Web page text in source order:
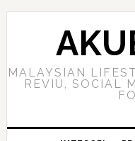
Skip
Skip
Skip
MALAYSIAN
REVIU, SOCIAL